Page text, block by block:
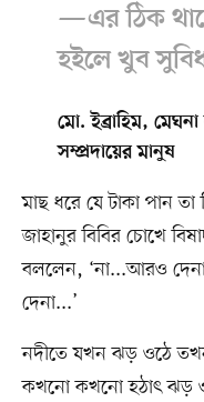
—এর ঠিক
হইলে খুব
মো. ইব্রাহিম,
সম্প্রদায়ের মানুষ
মাছ ধরে যে টাকা পান
জাহানুর বিবির চোখে
বললেন, ‘না...আরও
দেনা...’
নদীতে যখন ঝড় ওঠে
কখনো কখনো হঠাৎ ঝড়